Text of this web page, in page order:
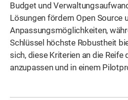
Budget und
Lösungen fördern Open Source
Anpassungsmöglichkeiten,
Schlüssel höchste Robustheit
sich, diese Kriterien an die Reife
anzupassen und in einem